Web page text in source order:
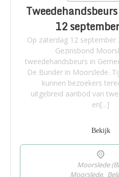
12
Op zaterdag 12 september
Gezinsbond
tweedehandsbeurs in
De Bunder in Moorslede.
kunnen bezoekers
uitgebreid aanbod van
en[...]
Bekijk
Moorslede
Moorslede,